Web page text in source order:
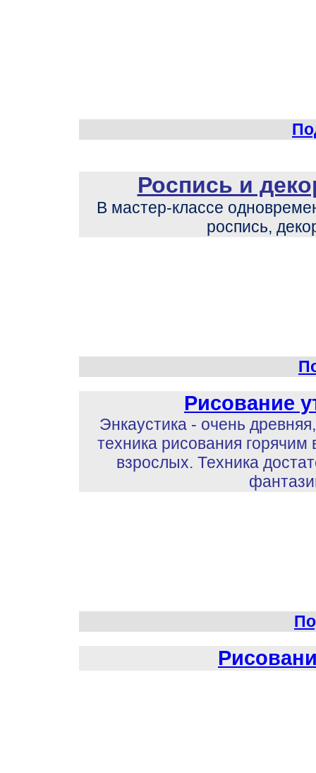
Роспись и
В мастер-классе
роспись,
Рисование
Энкаустика - очень
техника рисования горячим
взрослых. Техника